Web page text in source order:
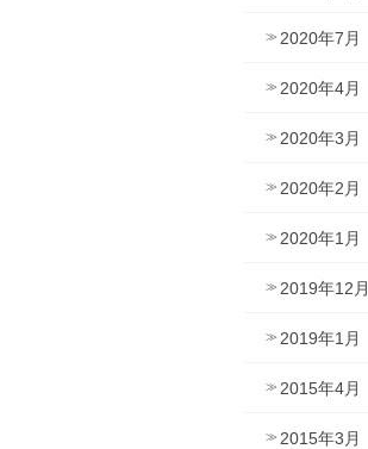
2020年7月
2020年4月
2020年3月
2020年2月
2020年1月
2019年12月
2019年1月
2015年4月
2015年3月